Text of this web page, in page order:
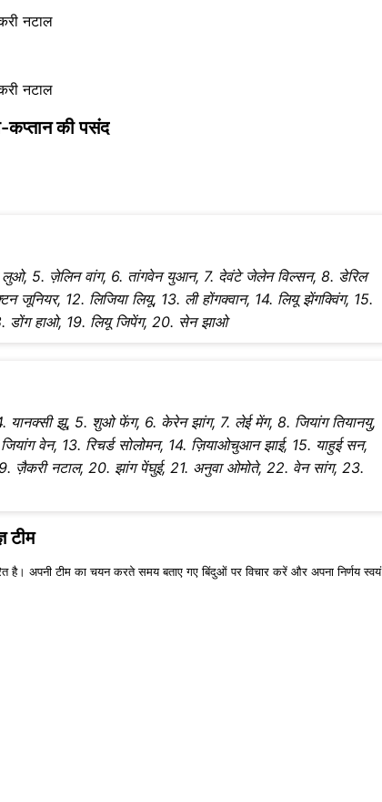
नटाल
नटाल
कप्तान की पसंद
लुओ, 5. ज़ेलिन वांग, 6. तांगवेन युआन, 7. देवंटे जेलेन विल्सन, 8. डेरिल
जूनियर, 12. लिजिया लियू, 13. ली होंगक्वान, 14. लियू झेंगक्विंग, 15.
डोंग हाओ, 19. लियू जिपेंग, 20. सेन झाओ
यानक्सी झू, 5. शुओ फेंग, 6. केरेन झांग, 7. लेई मेंग, 8. जियांग तियानयु,
वेन, 13. रिचर्ड सोलोमन, 14. ज़ियाओचुआन झाई, 15. याहुई सन,
ज़ैकरी नटाल, 20. झांग पेंघुई, 21. अनुवा ओमोते, 22. वेन सांग, 23.
टीम
अपनी टीम का चयन करते समय बताए गए बिंदुओं पर विचार करें और अपना निर्णय स्वयं